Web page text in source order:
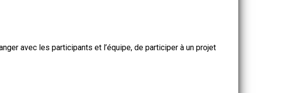
avec les participants et l’équipe, de participer à un projet